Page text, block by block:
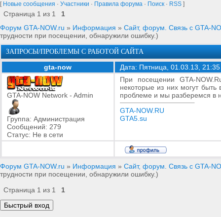
[ Новые сообщения · Участники · Правила форума · Поиск · RSS ]
Страница 1 из 1
1
Форум GTA-NOW.ru » Информация » Сайт, форум. Связь с GTA-
трудности при посещении, обнаружили ошибку.)
ЗАПРОСЫ/ПРОБЛЕМЫ С РАБОТОЙ САЙТА
gta-now Дата: Пятница, 01.03.13,
GTA-NOW Network - Admin
Группа: Администрация
Сообщений: 279
Статус: Не в сети
При посещении GTA-
некоторые из них могут
проблеме и мы разберемся в
GTA-NOW.RU
GTA5.su
Форум GTA-NOW.ru » Информация » Сайт, форум. Связь с GTA-
трудности при посещении, обнаружили ошибку.)
Страница 1 из 1 1